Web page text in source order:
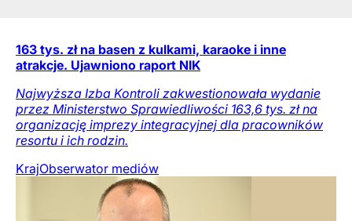
163 tys. zł na basen z kulkami, karaoke i inne
atrakcje. Ujawniono raport NIK
Najwyższa Izba Kontroli zakwestionowała wydanie
przez Ministerstwo Sprawiedliwości 163,6 tys. zł na
organizację imprezy integracyjnej dla pracowników
resortu i ich rodzin.
KrajObserwator mediów